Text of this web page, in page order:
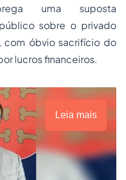
uma suposta
sobre o privado
com óbvio sacrifício do
lucrosfinanceiros.
Leia mais